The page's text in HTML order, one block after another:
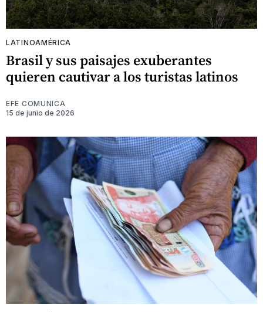
LATINOAMÉRICA
Brasil y sus paisajes exuberantes
quieren cautivar a los turistas latinos
EFE COMUNICA
15 de junio de 2026